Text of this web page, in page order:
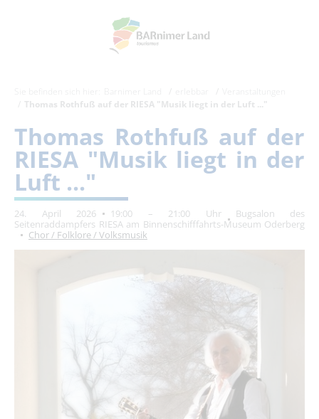
Thomas Rothfuß auf der RIESA "Musik liegt in der Luft ..."
Thomas Rothfuß auf der
RIESA "Musik liegt in der
Luft ..."
24. April 2026 19:00 – 21:00 Uhr
Bugsalon des
Seitenraddampfers RIESA am Binnenschifffahrts-Museum Oderberg
Chor / Folklore / Volksmusik